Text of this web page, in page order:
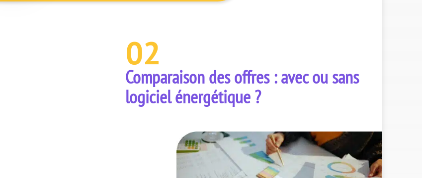
02
Comparaison des offres : avec ou sans
logiciel énergétique ?